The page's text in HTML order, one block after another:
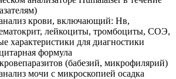
крови, включающий: Нв,
лейкоциты, тромбоциты, СОЭ,
характеристики для диагностики
формула
(бабезий, микрофилярий)
мочи с микроскопией осадка